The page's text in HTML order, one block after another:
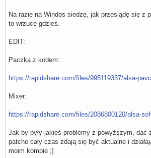
Na razie na Windos siedzę, jak przesiądę się z
to wrzucę gdzieś.
EDIT:
Paczka z kodem:
https://rapidshare.com/files/995119337/alsa-
Mixer:
https://rapidshare.com/files/2086800120/alsa-
Jak by były jakieś problemy z powyższym, dać
patche cały czas zdają się być aktualne i
moim kompie ;]